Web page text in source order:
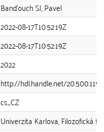
Banďouch SJ, Pavel
2022-08-17T10:52:19Z
2022-08-17T10:52:19Z
2022
http://hdl.handle.net/
cs_CZ
Univerzita Karlova, Filozofická